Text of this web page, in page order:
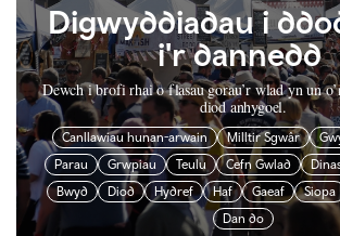
Digwyddiadau i
i'r dannedd
Dewch i brofi rhai o flasau gorau’r wlad yn un
diod anhygoel.
Canllawiau hunan-arwain Milltir Sgwâr
Parau
Grwpiau Teulu Cefn Gwlad
Bwyd
Diod Hydref Haf Gaeaf Siopa
Dan do